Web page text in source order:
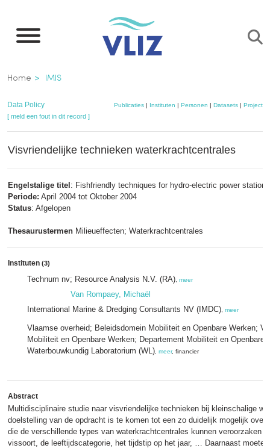
naar
inhoud
gaan
Kruimelpad
Home IMIS
Data Policy Publicaties | Instituten | Personen | Datasets | Projecten
[ meld een fout in dit record ]
Visvriendelijke technieken waterkrachtcentrales
Engelstalige titel : Fishfriendly techniques for hydro-electric power station
Periode: April 2004 tot Oktober 2004
Status: Afgelopen
Thesaurustermen Milieueffecten; Waterkrachtcentrales
Instituten (3)
Technum nv; Resource Analysis N.V. (RA) meer
Van Rompaey, Michaël
International Marine & Dredging Consultants NV (IMDC) meer
Vlaamse overheid; Beleidsdomein Mobiliteit en Openbare Werken;
Mobiliteit en Openbare Werken; Departement Mobiliteit en Openbare
Waterbouwkundig Laboratorium (WL) meer, financier
Abstract
Multidisciplinaire studie naar visvriendelijke technieken bij kleinschalige
doelstelling van de opdracht is te komen tot een zo duidelijk mogelijk
die de verschillende types van waterkrachtcentrales kunnen veroorzaken
vissoort, de leeftijdscategorie, het tijdstip op het jaar, … Daarnaast